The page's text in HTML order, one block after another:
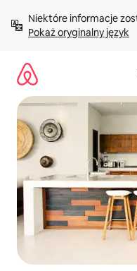
treści Pokaż oryginalny język